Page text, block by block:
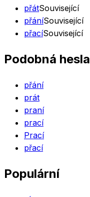
přátSouvisející
přáníSouvisející
přacíSouvisející
Podobná hesla
přání
prát
praní
prací
Prací
přací
Populární